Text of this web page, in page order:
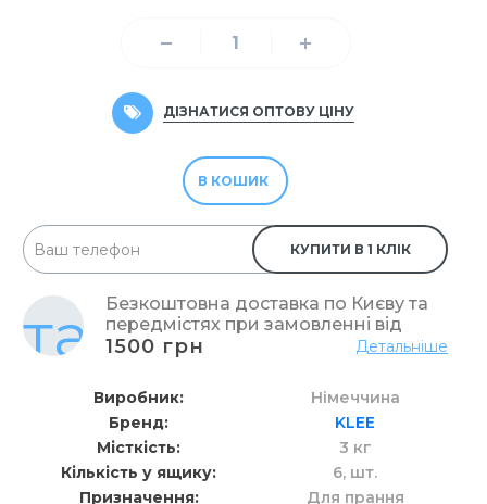
ДІЗНАТИСЯ ОПТОВУ ЦІНУ
В КОШИК
КУПИТИ В 1 КЛІК
Безкоштовна доставка по Києву та
передмістях при замовленні від
1500 грн Детальніше
Виробник
Німеччина
Бренд
KLEE
Місткість
3 кг
Кількість у ящику
6, шт.
Призначення
Для прання